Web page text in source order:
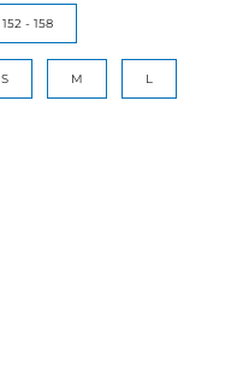
152 - 158
S M L